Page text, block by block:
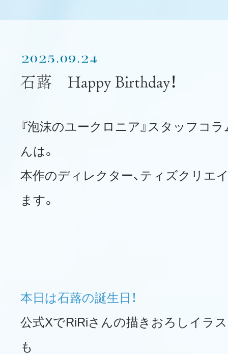
2025.09.24
石蕗 Happy Birthday！
『泡沫のユークロニア』スタッフコ
んは。
本作のディレクター、ティズクリエ
ます。
本日は石蕗の誕生日！
公式XでRiRiさんの描きおろしイラ
も